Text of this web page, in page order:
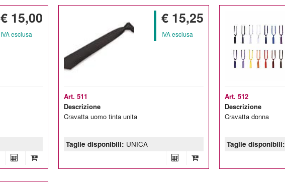
€ 15,00
IVA esclusa
€ 15,25
IVA esclusa
Art. 511
Descrizione
Cravatta uomo tinta unita
Taglie disponibili: UNICA
Art. 512
Descrizione
Cravatta donna
Taglie disponibili: